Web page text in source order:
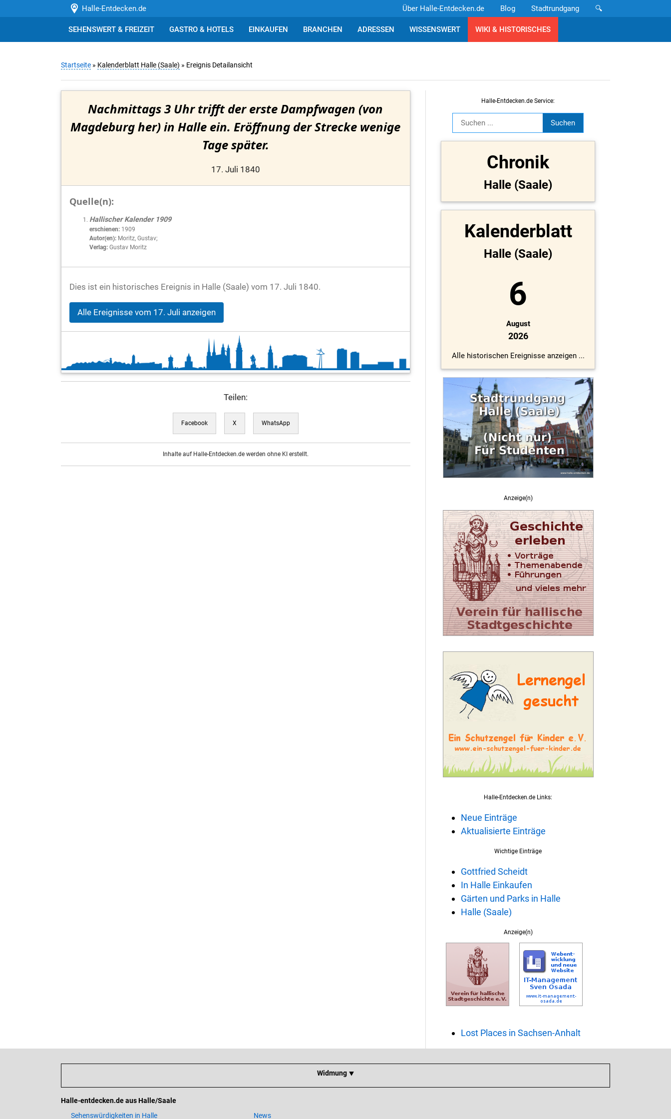
Halle-Entdecken.de 🔍
Stadtrundgang
Blog
Über Halle-Entdecken.de
SEHENSWERT & FREIZEIT GASTRO & HOTELS EINKAUFEN BRANCHEN ADRESSEN WISSENSWERT WIKI & HISTORISCHES
Startseite » Kalenderblatt Halle (Saale) » Ereignis Detailansicht
Nachmittags 3 Uhr trifft der erste Dampfwagen (von
Magdeburg her) in Halle ein. Eröffnung der Strecke wenige
Tage später.
17. Juli 1840
Quelle(n):
Hallischer Kalender 1909
erschienen: 1909
Autor(en): Moritz, Gustav;
Verlag: Gustav Moritz
Dies ist ein historisches Ereignis in Halle (Saale) vom 17. Juli 1840.
Alle Ereignisse vom 17. Juli anzeigen
Teilen:
Facebook X WhatsApp
Inhalte auf Halle-Entdecken.de werden ohne KI erstellt.
Halle-Entdecken.de Service:
Chronik
Halle (Saale)
Kalenderblatt
Halle (Saale)
6
August
2026
Alle historischen Ereignisse anzeigen ...
Anzeige(n)
Halle-Entdecken.de Links:
Neue Einträge
Aktualisierte Einträge
Wichtige Einträge
Gottfried Scheidt
In Halle Einkaufen
Gärten und Parks in Halle
Halle (Saale)
Anzeige(n)
Lost Places in Sachsen-Anhalt
Widmung ⯆
Halle-entdecken.de aus Halle/Saale
Sehenswürdigkeiten in Halle
News